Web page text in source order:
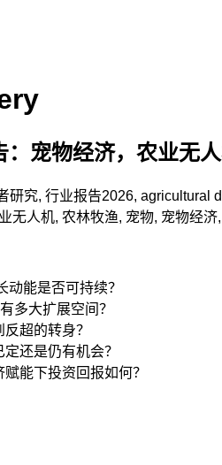
宠物经济，农业无
研究, 行业报告2026, agricultural
无人机, 农林牧渔, 宠物, 宠物经济,
能是否可持续？
多大扩展空间？
超的转身？
还是仍有机会？
能下投资回报如何？